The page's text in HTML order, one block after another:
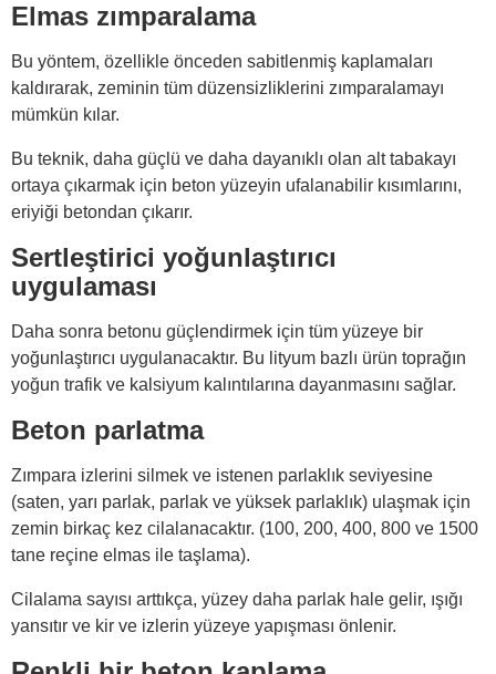
Elmas zımparalama
Bu yöntem, özellikle önceden sabitlenmiş kaplamaları
kaldırarak, zeminin tüm düzensizliklerini zımparalamayı
mümkün kılar.
Bu teknik, daha güçlü ve daha dayanıklı olan alt tabakayı
ortaya çıkarmak için beton yüzeyin ufalanabilir kısımlarını,
eriyiği betondan çıkarır.
Sertleştirici yoğunlaştırıcı
uygulaması
Daha sonra betonu güçlendirmek için tüm yüzeye bir
yoğunlaştırıcı uygulanacaktır. Bu lityum bazlı ürün toprağın
yoğun trafik ve kalsiyum kalıntılarına dayanmasını sağlar.
Beton parlatma
Zımpara izlerini silmek ve istenen parlaklık seviyesine
(saten, yarı parlak, parlak ve yüksek parlaklık) ulaşmak için
zemin birkaç kez cilalanacaktır. (100, 200, 400, 800 ve 1500
tane reçine elmas ile taşlama).
Cilalama sayısı arttıkça, yüzey daha parlak hale gelir, ışığı
yansıtır ve kir ve izlerin yüzeye yapışması önlenir.